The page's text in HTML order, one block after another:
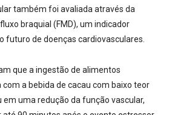
também foi avaliada através da
braquial (FMD), um indicador
futuro de doenças cardiovasculares.
que a ingestão de alimentos
a bebida de cacau com baixo teor
uma redução da função vascular,